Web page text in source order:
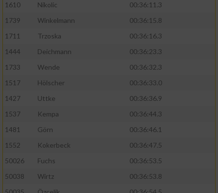
1610
Nikolic
00:36:11.3
1739
Winkelmann
00:36:15.8
1711
Trzoska
00:36:16.3
1444
Deichmann
00:36:23.3
1733
Wende
00:36:32.3
1517
Hölscher
00:36:33.0
1427
Uttke
00:36:36.9
1537
Kempa
00:36:44.3
1481
Görn
00:36:46.1
1552
Kokerbeck
00:36:47.5
50026
Fuchs
00:36:53.5
50038
Wirtz
00:36:53.8